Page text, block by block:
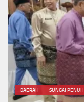
DAERAH SUNGAI PENUH